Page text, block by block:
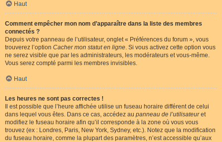
Haut
Comment empêcher mon nom d’apparaître dans la liste des membres
connectés ?
Depuis votre panneau de l’utilisateur, onglet « Préférences du forum », vous
trouverez l’option Cacher mon statut en ligne. Si vous activez cette option vous
ne serez visible que par les administrateurs, les modérateurs et vous-même.
Vous serez compté parmi les membres invisibles.
Haut
Les heures ne sont pas correctes !
Il est possible que l’heure affichée utilise un fuseau horaire différent de celui
dans lequel vous êtes. Dans ce cas, accédez au panneau de l’utilisateuret
modifiez le fuseau horaire afin qu’il corresponde à la zone où vous vous
trouvez (ex : Londres, Paris, New York, Sydney, etc.). Notez que la modification
du fuseau horaire, comme la plupart des paramètres, n’est accessible qu’aux